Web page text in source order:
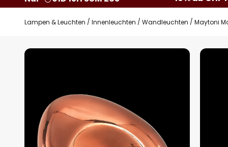
Lampen & Leuchten Innenleuchten Wandleuchten Maytoni
Zum
springen